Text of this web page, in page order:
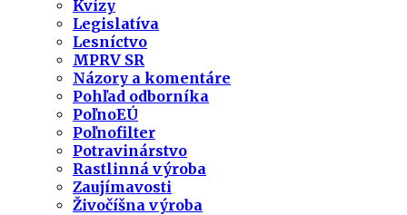
Kvízy
Legislatíva
Lesníctvo
MPRV SR
Názory a komentáre
Pohľad odborníka
PoľnoEÚ
Poľnofilter
Potravinárstvo
Rastlinná výroba
Zaujímavosti
Živočíšna výroba